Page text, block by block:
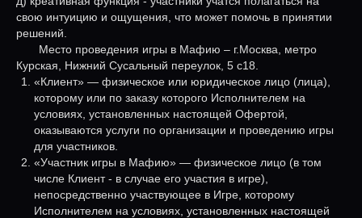
свою интуицию и ощущения, что может помочь в принятии
решений.
Место проведения игры в Мафию – г.Москва, метро
Курская, Нижний Сусальный переулок, 5 с18.
«Клиент» — физическое или юридическое лицо (лица),
которому или по заказу которого Исполнителем на
условиях, установленных настоящей Офертой,
оказываются услуги по организации и проведению игры
для участников.
«Участник игры в Мафию» — физическое лицо (в том
числе Клиент - в случае его участия в игре),
непосредственно участвующее в Игре, которому
Исполнителем на условиях, установленных настоящей